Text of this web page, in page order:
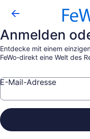
Anmelden
Entdecke mit einem
FeWo-direkt eine Welt des
E-Mail-Adresse